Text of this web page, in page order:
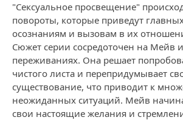
"Сексуальное просвещение"
повороты, которые приведут
осознаниям и вызовам в их
Сюжет серии сосредоточен на Мейв
переживаниях. Она решает
чистого листа и перепридумывает
существование, что приводит к
неожиданных ситуаций. Мейв
свои настоящие желания и